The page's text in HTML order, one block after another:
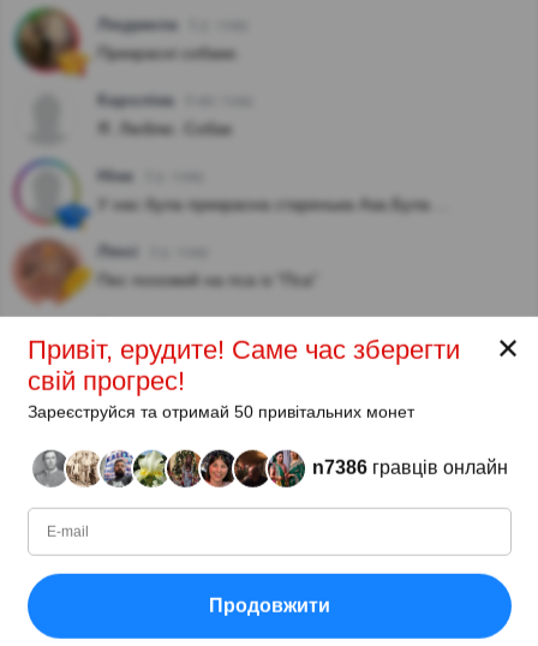
Людмила
Прекрасні собаки.
Кароліна
Я. Люблю. Собак
Ніна
У нас була прекрасна старенька Аза.Була ...
Люсі
Пес похожий на пса із "Пса"
Настя О. 4 р. тому
В мене є її звати-Хайлі.
Моя мрія
6 р. тому
✕
Привіт, ерудите! Саме час зберегти
свій прогрес!
Зареєструйся та отримай 50 привітальних монет
n7386 гравців онлайн
Продовжити